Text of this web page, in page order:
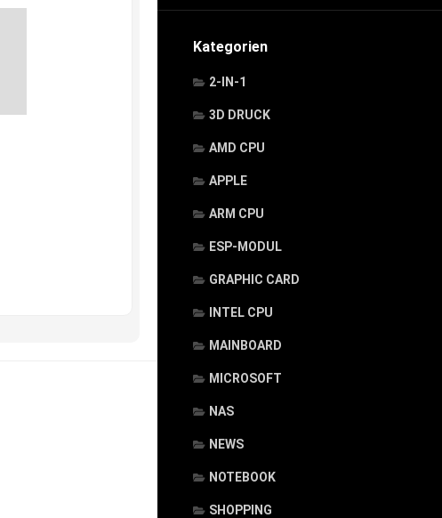
Kategorien
2-IN-1
3D DRUCK
AMD CPU
APPLE
ARM CPU
ESP-MODUL
GRAPHIC CARD
INTEL CPU
MAINBOARD
MICROSOFT
NAS
NEWS
NOTEBOOK
SHOPPING